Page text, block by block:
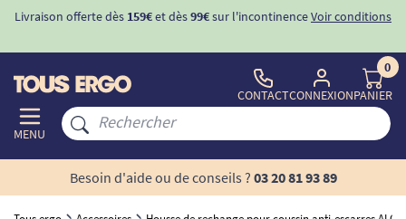
Livraison offerte dès 159€et dès99€sur l'incontinenceVoir conditions
MENU
CONTACTCONNEXION
0
PANIER
Besoin d'aide ou de conseils ? 03 20 81 93 89